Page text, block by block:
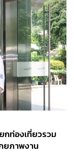
กท่องเที่ยวรวม
ยภาพงาน